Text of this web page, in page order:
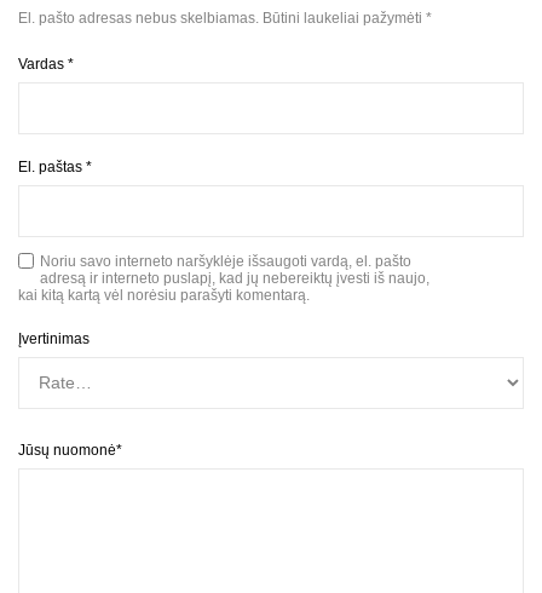
El. pašto adresas nebus skelbiamas. Būtini laukeliai pažymėti *
Vardas *
El. paštas *
Noriu savo interneto naršyklėje išsaugoti vardą, el. pašto
adresą ir interneto puslapį, kad jų nebereiktų įvesti iš naujo,
kai kitą kartą vėl norėsiu parašyti komentarą.
Įvertinimas
Jūsų nuomonė*